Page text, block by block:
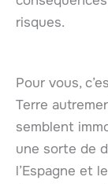
risques.
Pour vous,
Terre
semblent
une sorte de
l’Espagne et